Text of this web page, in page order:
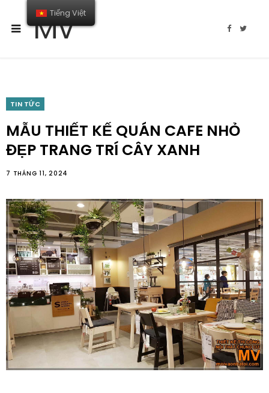
MV
F
T
TIN TỨC
MẪU THIẾT KẾ QUÁN CAFE NHỎ
ĐẸP TRANG TRÍ CÂY XANH
7 THÁNG 11, 2024
Tiếng Việt